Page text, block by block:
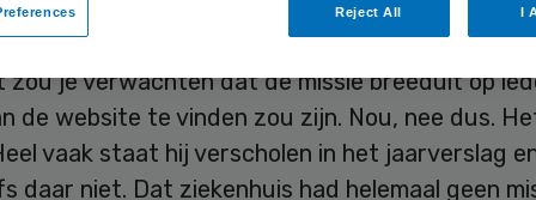
zou je verwachten dat de missie breeduit op
de website te vinden zou zijn. Nou, nee dus.
vaak staat hij verscholen in het jaarverslag
daar niet. Dat ziekenhuis had helemaal geen
Reject All I